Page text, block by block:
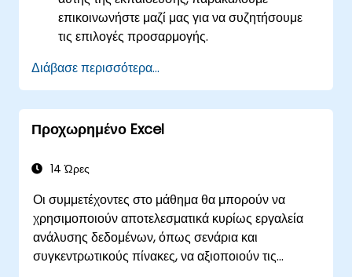
επικοινωνήστε μαζί μας για να συζητήσουμε
τις επιλογές προσαρμογής.
Διάβασε περισσότερα...
Προχωρημένο Excel
14 Ώρες
Οι συμμετέχοντες στο μάθημα θα μπορούν να
χρησιμοποιούν αποτελεσματικά κυρίως εργαλεία
ανάλυσης δεδομένων, όπως σενάρια και
συγκεντρωτικούς πίνακες, να αξιοποιούν τις